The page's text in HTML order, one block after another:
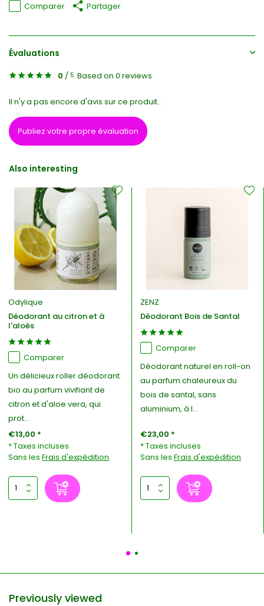
Comparer Partager
Évaluations
0 / 5 Based on 0 reviews
Il n'y a pas encore d'avis sur ce produit..
Publiez votre propre évaluation
Also interesting
Odylique
Déodorant au citron et à
l'aloès
Comparer
Un délicieux roller déodorant
bio au parfum vivifiant de
citron et d'aloe vera, qui
prot...
€13,00 *
* Taxes incluses
Sans lesFrais d'expédition
ZENZ
Déodorant Bois de Santal
Comparer
Déodorant naturel en roll-on
au parfum chaleureux du
bois de santal, sans
aluminium, à l...
€23,00 *
* Taxes incluses
Sans les Frais d'expédition
Previously viewed